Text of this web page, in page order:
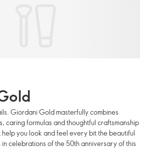
Giordani Gold masterfully combines
caring formulas and thoughtful craftsmanship
you look and feel every bit the beautiful
in celebrations of the 50th anniversary of this